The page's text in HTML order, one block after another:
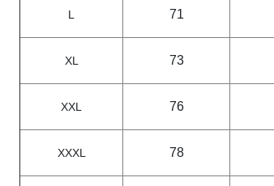
L 71
XL 73
XXL 76
XXXL 78